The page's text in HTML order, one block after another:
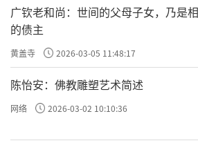
广钦老和尚：世间的父母子女，乃是
的债主
黄盖寺 2026-03-05 11:48:17
陈怡安：佛教雕塑艺术简述
网络 2026-03-02 10:10:36